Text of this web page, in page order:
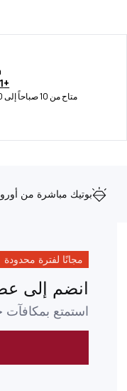
+971 50 305 0306
متاح من 10 صباحاً إلى 10 مساءً للاستفسار عن طلبك عبر الإنترنت
بوتيك مباشرة من
مجانًا لفترة محدودة
انضم إلى
استمتع